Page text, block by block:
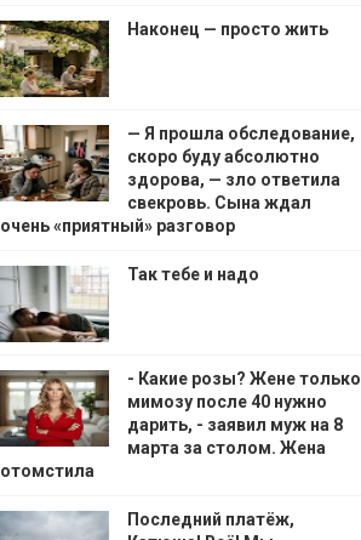
Наконец — просто жить
— Я прошла обследование,
скоро буду абсолютно
здорова, — зло ответила
свекровь. Сына ждал
очень «приятный» разговор
Так тебе и надо
- Какие розы? Жене только
мимозу после 40 нужно
дарить, - заявил муж на 8
марта за столом. Жена
отомстила
Последний платёж,